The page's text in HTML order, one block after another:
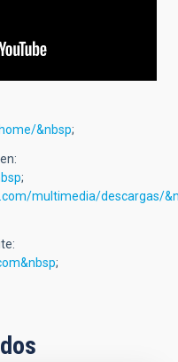
&nbsp;
;
multimedia/descargas/
;